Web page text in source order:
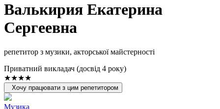
Валькирия Екатерина
Сергеевна
репетитор з музики, акторської майстерності
Приватний викладач (досвід 4 року)
★★★★
Хочу працювати з цим репетитором
Музика